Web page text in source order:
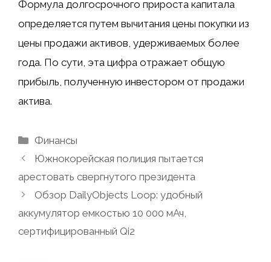
Формула долгосрочного прироста капитала
определяется путем вычитания цены покупки из
цены продажи активов, удерживаемых более
года. По сути, эта цифра отражает общую
прибыль, полученную инвестором от продажи
актива.
Рубрики
Финансы
Южнокорейская полиция пытается
арестовать свергнутого президента
Обзор DailyObjects Loop: удобный
аккумулятор емкостью 10 000 мАч,
сертифицированный Qi2